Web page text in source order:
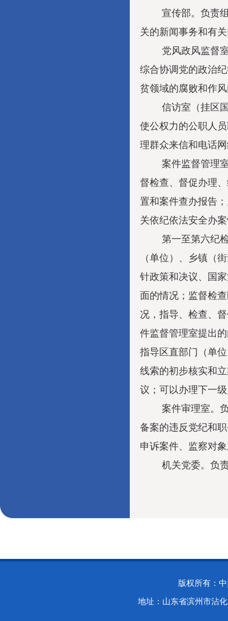
宣传部。负责
关的新闻事务和有
党风政风监督
综合协调党的政治
贫领域的腐败和作
信访室（挂区
使公权力的公职人
理群众来信和电话
案件监督管理
督检查、督促办理
置和案件查办报告
关依纪依法安全办
第一至第六纪
（单位）、乡镇（
针政策和决议、国
面的情况；监督检
况，指导、检查、
件监督管理室提出
指导区直部门（单
线索的初步核实和
议；可以办理下一
案件审理室。
备案的违反党纪和
申诉案件、监察对
机关党委。负
版权所有：
地址：山东省滨州市沾